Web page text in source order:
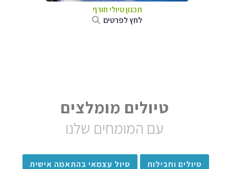
תכנון טיולי חורף
לחץ לפרטים
טיולים מומלצים
עם המומחים שלנו
טיולים וחבילות טיול עצמאי בהתאמה אישית